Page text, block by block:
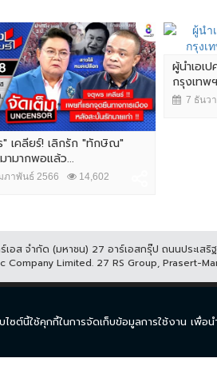
เคลียร์! เลิกรัก "ทักษิณ"
ามากพอแล้ว...
ภาพันธ์ 2566 14,602
ผู้นำเอเ
กรุงเทพ
7 ธันว
เอส จำกัด (มหาชน) 27 อาร์เอสกรุ๊ป ถนนประเส
Company Limited. 27 RS Group, Prasert-
ละคร
ไซต์นี้ใช้คุกกี้ในการจัดเก็บข้อมูลการใช้งาน เพื่